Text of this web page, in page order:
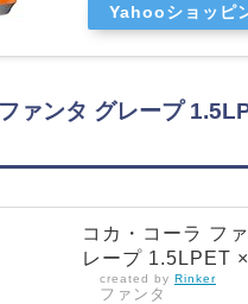
Yahooショッピ
ァンタ グレープ
コカ・コーラ フ
レープ 1.5LPET
created by Rinker
ファンタ